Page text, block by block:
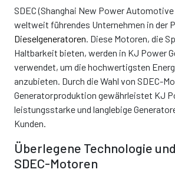
SDEC (Shanghai New Power
weltweit führendes Unternehmen in der
Dieselgeneratoren. Diese Motoren, die
Haltbarkeit bieten, werden in KJ Power
verwendet, um die hochwertigsten
anzubieten. Durch die Wahl von SDEC-
Generatorproduktion gewährleistet KJ
leistungsstarke und langlebige
Kunden.
Überlegene Technologie
SDEC-Motoren